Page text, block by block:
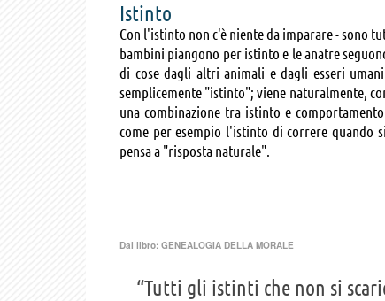
Istinto
Con l'istinto non c'è niente da imparare - sono
bambini piangono per istinto e le anatre
di cose dagli altri animali e dagli esseri
semplicemente "istinto"; viene naturalmente,
una combinazione tra istinto e
come per esempio l'istinto di correre quando
pensa a "risposta naturale".
Dal libro: GENEALOGIA DELLA MORALE
“Tutti gli istinti che non si